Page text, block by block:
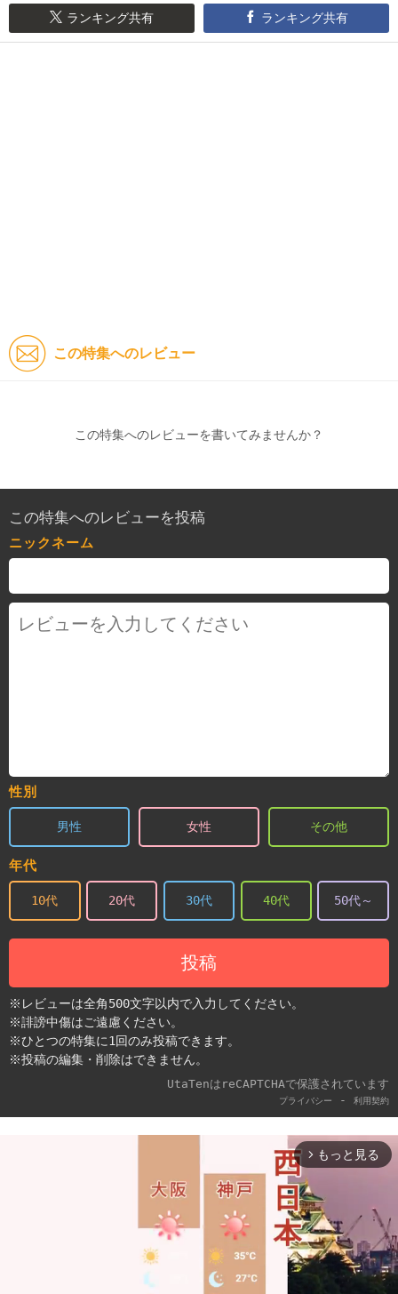
ランキング共有 ランキング共有
この特集へのレビュー
この特集へのレビューを書いてみませんか？
この特集へのレビューを投稿
ニックネーム
性別
男性 女性 その他
年代
10代 20代 30代 40代 50代～
投稿
※レビューは全角500文字以内で入力してください。
※誹謗中傷はご遠慮ください。
※ひとつの特集に1回のみ投稿できます。
※投稿の編集・削除はできません。
UtaTenはreCAPTCHAで保護されています
プライバシー - 利用契約
arrow_forward_ios もっと見る